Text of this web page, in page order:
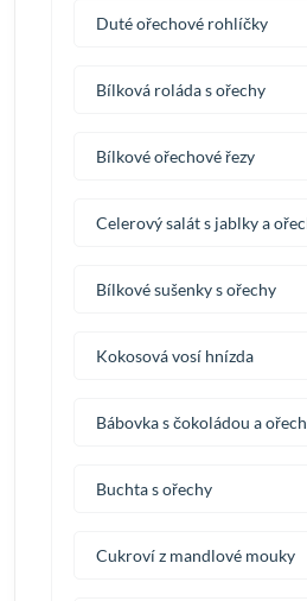
Duté ořechové rohlíčky
Bílková roláda s ořechy
Bílkové ořechové řezy
Celerový salát s jablky a
Bílkové sušenky s ořechy
Kokosová vosí hnízda
Bábovka s čokoládou a
Buchta s ořechy
Cukroví z mandlové mouky